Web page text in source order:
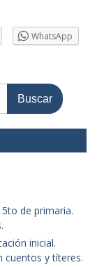
WhatsApp
de primaria.
inicial.
cuentos y títeres.